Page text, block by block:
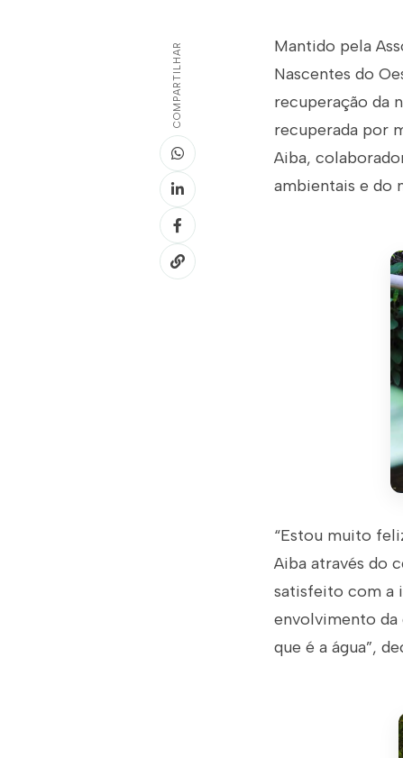
COMPARTILHAR
Mantido pela
Nascentes do
recuperação da
recuperada por
Aiba,
ambientais e do
“Estou muito
Aiba através do
satisfeito com a
envolvimento da
que é a água”,